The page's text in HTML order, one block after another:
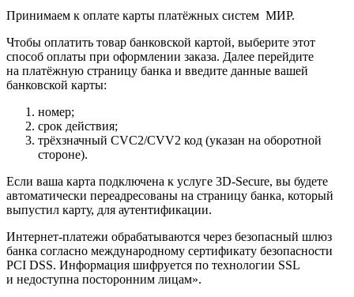
Принимаем к оплате карты платёжных систем МИР.
Чтобы оплатить товар банковской картой, выберите этот
способ оплаты при оформлении заказа. Далее перейдите
на платёжную страницу банка и введите данные вашей
банковской карты:
номер;
срок действия;
трёхзначный CVC2/CVV2 код (указан на оборотной
стороне).
Если ваша карта подключена к услуге 3D-Secure, вы будете
автоматически переадресованы на страницу банка, который
выпустил карту, для аутентификации.
Интернет-платежи обрабатываются через безопасный шлюз
банка согласно международному сертификату безопасности
PCI DSS. Информация шифруется по технологии SSL
и недоступна посторонним лицам».